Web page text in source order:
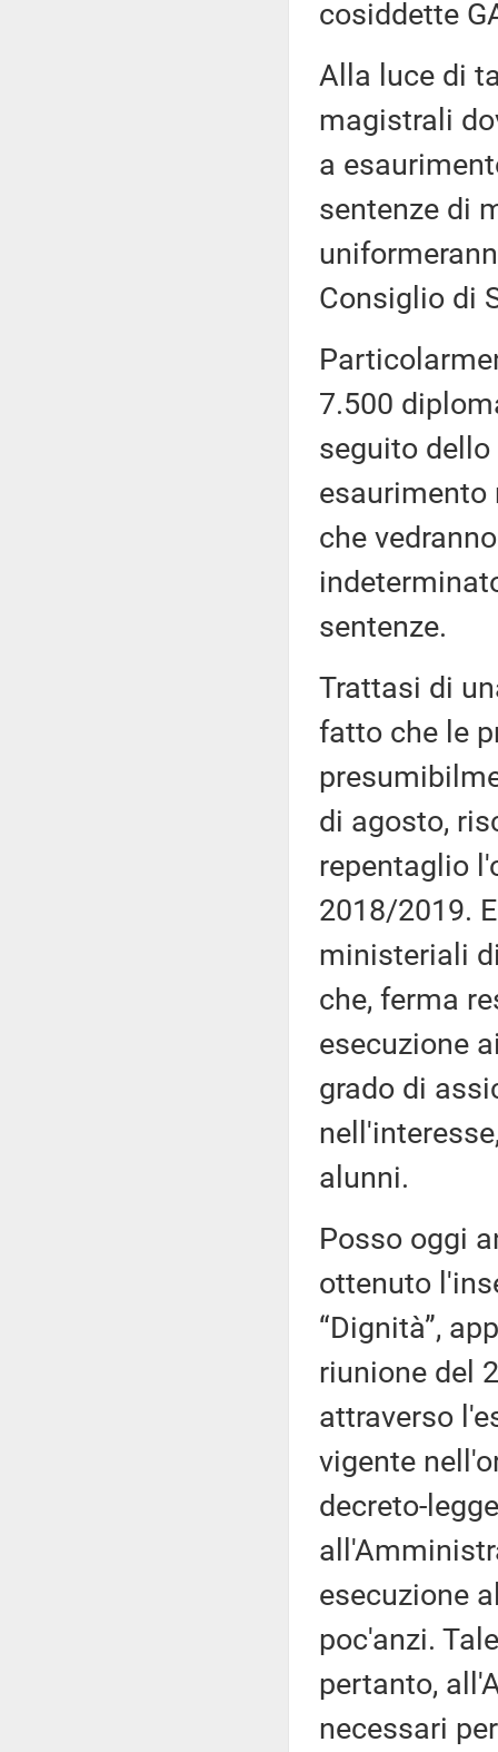
cosiddette
Alla luce di
magistrali
a
sentenze di
Consiglio di
7.500
seguito
esaurimento
che
sentenze.
Trattasi di
fatto che le
di agosto,
repentaglio
2018/2019.
ministeriali
che, ferma
esecuzione
grado di
alunni.
Posso oggi
ottenuto
“Dignità”,
riunione del
attraverso
vigente
decreto-
esecuzione
poc'anzi.
pertanto,
necessari